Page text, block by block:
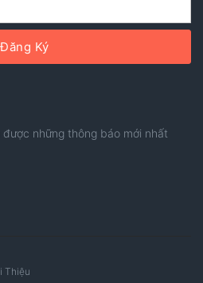
Đăng Ký
những thông báo mới nhất
Thiệu